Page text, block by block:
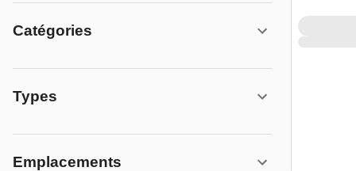
Catégories
Types
Emplacements